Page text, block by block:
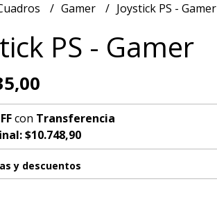
Gamer Joystick PS - Gamer
PS - Gamer
con Transferencia
$10.748,90
y descuentos